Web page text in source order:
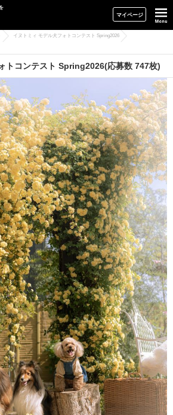
マイページ
イヌトミィ モデル犬フォトコンテスト Spring2026
トコンテスト Spring2026(応募数 747枚)